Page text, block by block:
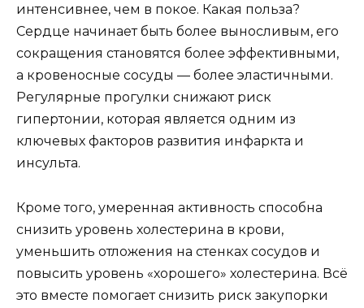
интенсивнее, чем в покое. Какая польза?
Сердце начинает быть более выносливым, его
сокращения становятся более эффективными,
а кровеносные сосуды — более эластичными.
Регулярные прогулки снижают риск
гипертонии, которая является одним из
ключевых факторов развития инфаркта и
инсульта.
Кроме того, умеренная активность способна
снизить уровень холестерина в крови,
уменьшить отложения на стенках сосудов и
повысить уровень «хорошего» холестерина. Всё
это вместе помогает снизить риск закупорки